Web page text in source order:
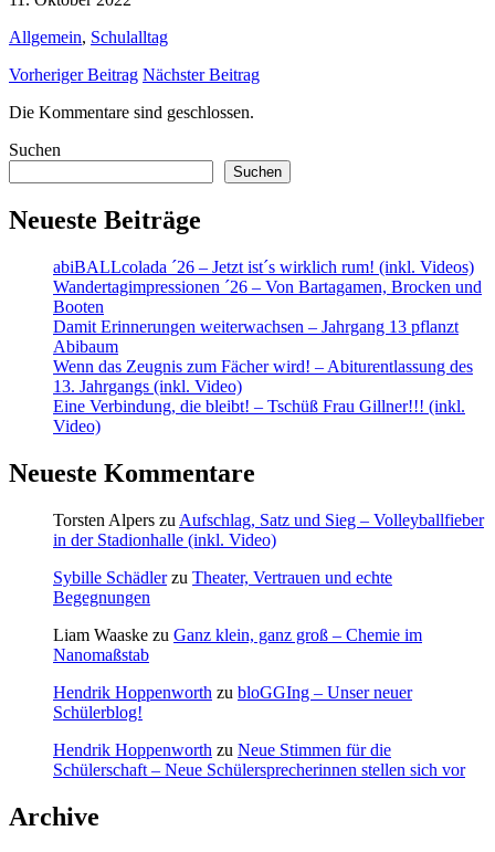
Allgemein, Schulalltag
Vorheriger Beitrag Nächster Beitrag
Die Kommentare sind geschlossen.
Suchen
Suchen
Neueste Beiträge
abiBALLcolada ´26 – Jetzt ist´s wirklich rum! (inkl. Videos)
Wandertagimpressionen ´26 – Von Bartagamen, Brocken und
Booten
Damit Erinnerungen weiterwachsen – Jahrgang 13 pflanzt
Abibaum
Wenn das Zeugnis zum Fächer wird! – Abiturentlassung des
13. Jahrgangs (inkl. Video)
Eine Verbindung, die bleibt! – Tschüß Frau Gillner!!! (inkl.
Video)
Neueste Kommentare
Torsten Alpers zu Aufschlag, Satz und Sieg – Volleyballfieber
in der Stadionhalle (inkl. Video)
Sybille Schädlerzu Theater, Vertrauen und echte
Begegnungen
Liam Waaske zu Ganz klein, ganz groß – Chemie im
Nanomaßstab
Hendrik Hoppenworth zu bloGGIng – Unser neuer
Schülerblog!
Hendrik Hoppenworth zu Neue Stimmen für die
Schülerschaft – Neue Schülersprecherinnen stellen sich vor
Archive